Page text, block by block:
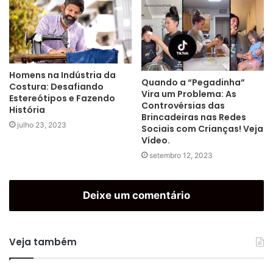
Homens na Indústria da
Costura: Desafiando
Estereótipos e Fazendo
História
julho 23, 2023
Quando a “Pegadinha”
Vira um Problema: As
Controvérsias das
Brincadeiras nas Redes
Sociais com Crianças! Veja
Vídeo.
setembro 12, 2023
Deixe um comentário
Veja também